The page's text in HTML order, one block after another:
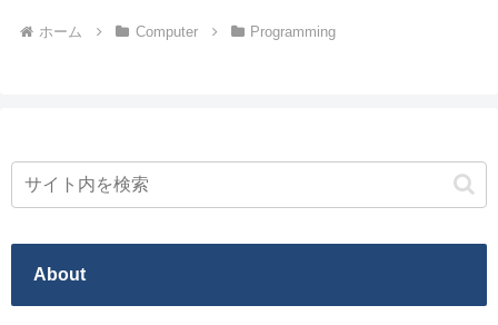
ホーム Computer Programming
About